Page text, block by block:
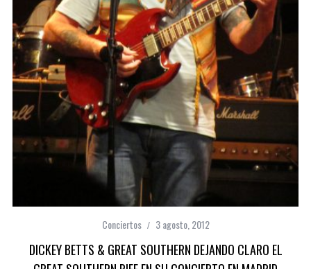
Conciertos 3 agosto, 2012
DICKEY BETTS & GREAT SOUTHERN DEJANDO CLARO EL